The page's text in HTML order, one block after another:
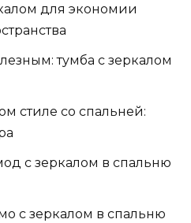
для экономии
тумба с зеркалом
стиле со спальней:
с зеркалом в спальню
с зеркалом в спальню